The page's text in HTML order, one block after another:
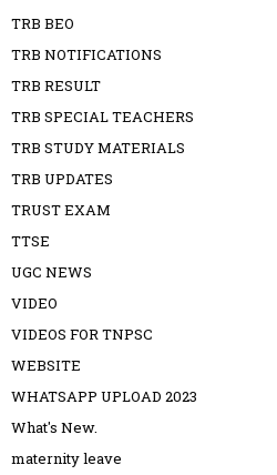
TRB BEO
TRB NOTIFICATIONS
TRB RESULT
TRB SPECIAL TEACHERS
TRB STUDY MATERIALS
TRB UPDATES
TRUST EXAM
TTSE
UGC NEWS
VIDEO
VIDEOS FOR TNPSC
WEBSITE
WHATSAPP UPLOAD 2023
What's New.
maternity leave